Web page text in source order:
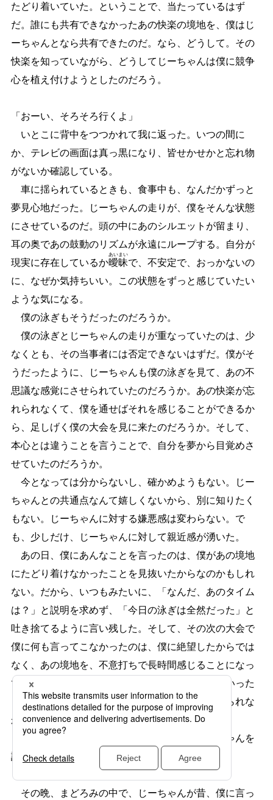
たどり着いていた。ということで、当たっているはず
だ。誰にも共有できなかったあの快楽の境地を、僕はじ
ーちゃんとなら共有できたのだ。なら、どうして。その
快楽を知っていながら、どうしてじーちゃんは僕に競争
心を植え付けようとしたのだろう。
「おーい、そろそろ行くよ」
いとこに背中をつつかれて我に返った。いつの間に
か、テレビの画面は真っ黒になり、皆せかせかと忘れ物
がないか確認している。
車に揺られているときも、食事中も、なんだかずっと
夢見心地だった。じーちゃんの走りが、僕をそんな状態
にさせているのだ。頭の中にあのシルエットが留まり、
耳の奥であの鼓動のリズムが永遠にループする。自分が
現実に存在しているか曖
あい
昧
まい
で、不安定で、おっかないの
に、なぜか気持ちいい。この状態をずっと感じていたい
ような気になる。
僕の泳ぎもそうだったのだろうか。
僕の泳ぎとじーちゃんの走りが重なっていたのは、少
なくとも、その当事者には否定できないはずだ。僕がそ
うだったように、じーちゃんも僕の泳ぎを見て、あの不
思議な感覚にさせられていたのだろうか。あの快楽が忘
れられなくて、僕を通せばそれを感じることができるか
ら、足しげく僕の大会を見に来たのだろうか。そして、
本心とは違うことを言うことで、自分を夢から目覚めさ
せていたのだろうか。
今となっては分からないし、確かめようもない。じー
ちゃんとの共通点なんて嬉しくないから、別に知りたく
もない。じーちゃんに対する嫌悪感は変わらない。で
も、少しだけ、じーちゃんに対して親近感が湧いた。
あの日、僕にあんなことを言ったのは、僕があの境地
にたどり着けなかったことを見抜いたからなのかもしれ
ない。だから、いつもみたいに、「なんだ、あのタイム
は？」と説明を求めず、「今日の泳ぎは全然だった」と
吐き捨てるように言い残した。そして、その次の大会で
僕に何も言ってこなかったのは、僕に絶望したからでは
なく、あの境地を、不意打ちで長時間感じることになっ
てしまったからだろう。僕の帰宅と一緒に帰っていった
ということは、大会が幕を閉じるまで夢から覚められな
かったということかもしれない。
そう、思うことにした。怒りが薄まる。じーちゃんを
許してあげてもいい気がした。
その晩、まどろみの中で、じーちゃんが昔、僕に言っ